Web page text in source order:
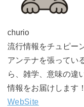
churio
流行情報をチュピー
アンテナを張ってい
ら、雑学、意味の違
情報をお届けします
WebSite